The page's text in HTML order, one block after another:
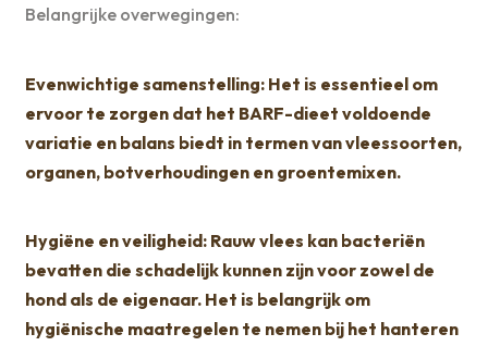
Belangrijke overwegingen:
Evenwichtige samenstelling: Het is essentieel om
ervoor te zorgen dat het BARF-dieet voldoende
variatie en balans biedt in termen van vleessoorten,
organen, botverhoudingen en groentemixen.
Hygiëne en veiligheid: Rauw vlees kan bacteriën
bevatten die schadelijk kunnen zijn voor zowel de
hond als de eigenaar. Het is belangrijk om
hygiënische maatregelen te nemen bij het hanteren